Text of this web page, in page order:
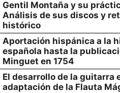
Gentil Montaña y su
Análisis de sus discos y
histórico
Aportación hispánica a la
española hasta la
Minguet en 1754
El desarrollo de la guitarra
adaptación de la Flauta